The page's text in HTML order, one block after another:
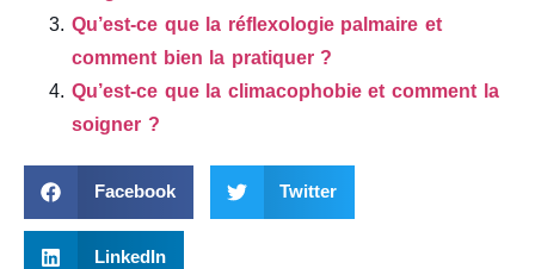
Qu’est-ce que la réflexologie palmaire et
comment bien la pratiquer ?
Qu’est-ce que la climacophobie et comment la
soigner ?
Facebook Twitter
LinkedIn